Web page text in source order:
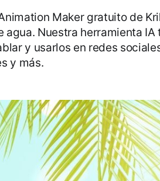
Maker gratuito de
agua. Nuestra herramienta
y usarlos en redes
y más.